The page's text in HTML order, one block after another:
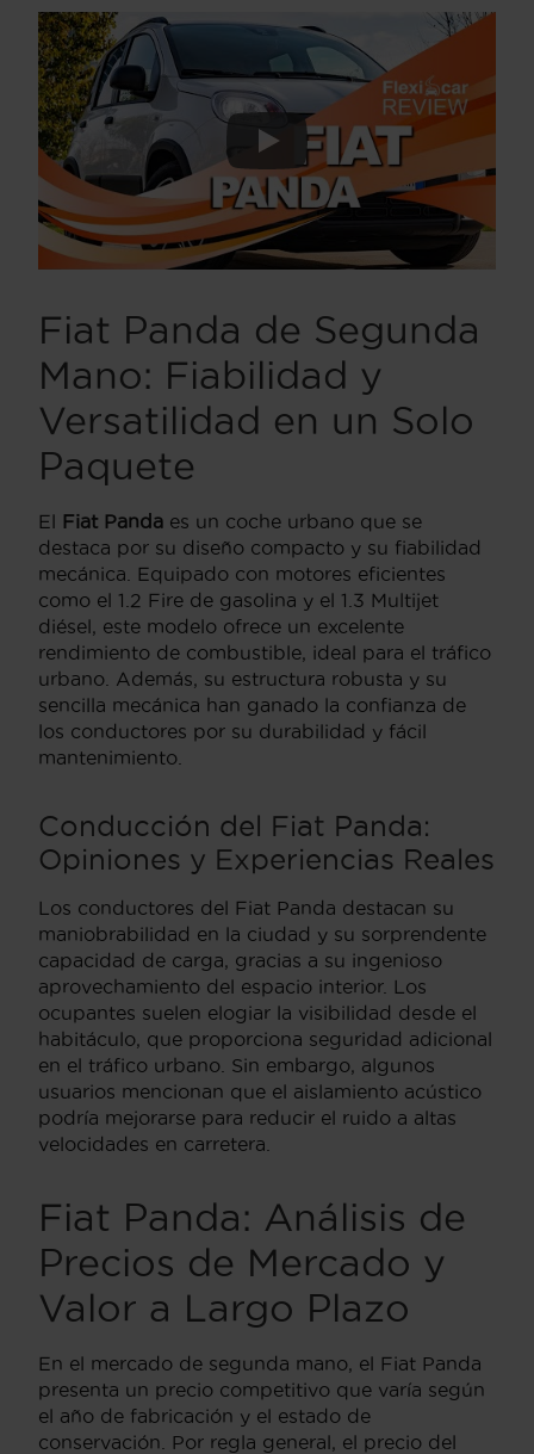
Fiat Panda de Segunda
Mano: Fiabilidad y
Versatilidad en un Solo
Paquete
El Fiat Panda es un coche urbano que se
destaca por su diseño compacto y su fiabilidad
mecánica. Equipado con motores eficientes
como el 1.2 Fire de gasolina y el 1.3 Multijet
diésel, este modelo ofrece un excelente
rendimiento de combustible, ideal para el tráfico
urbano. Además, su estructura robusta y su
sencilla mecánica han ganado la confianza de
los conductores por su durabilidad y fácil
mantenimiento.
Conducción del Fiat Panda:
Opiniones y Experiencias Reales
Los conductores del Fiat Panda destacan su
maniobrabilidad en la ciudad y su sorprendente
capacidad de carga, gracias a su ingenioso
aprovechamiento del espacio interior. Los
ocupantes suelen elogiar la visibilidad desde el
habitáculo, que proporciona seguridad adicional
en el tráfico urbano. Sin embargo, algunos
usuarios mencionan que el aislamiento acústico
podría mejorarse para reducir el ruido a altas
velocidades en carretera.
Fiat Panda: Análisis de
Precios de Mercado y
Valor a Largo Plazo
En el mercado de segunda mano, el Fiat Panda
presenta un precio competitivo que varía según
el año de fabricación y el estado de
conservación. Por regla general, el precio del